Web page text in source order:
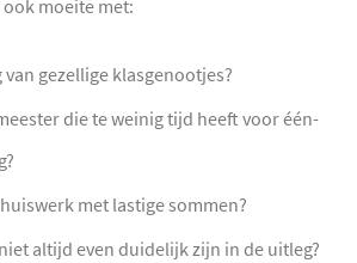
moeite met:
gezellige klasgenootjes?
die te weinig tijd heeft voor één-
met lastige sommen?
altijd even duidelijk zijn in de uitleg?